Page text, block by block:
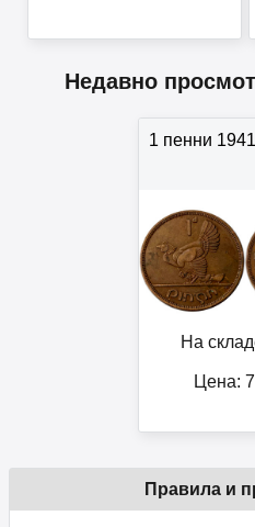
Недавно
1 пенни
На
Цена:
Правила и